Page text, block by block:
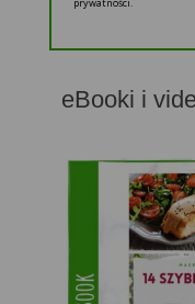
prywatności.
eBooki i